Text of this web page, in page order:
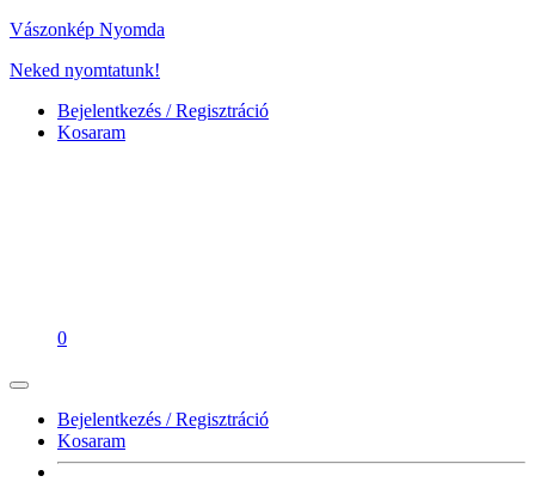
Vászonkép Nyomda
Neked nyomtatunk!
Bejelentkezés / Regisztráció
Kosaram
0
Bejelentkezés / Regisztráció
Kosaram